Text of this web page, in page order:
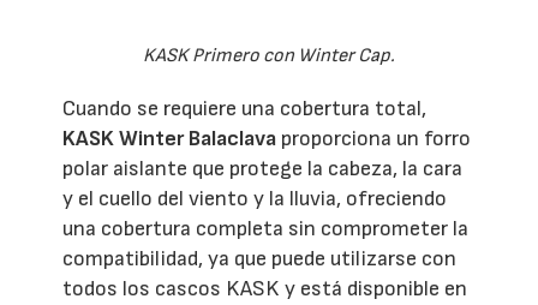
KASK Primero con Winter Cap.
Cuando se requiere una cobertura total,
KASK Winter Balaclava proporciona un forro
polar aislante que protege la cabeza, la cara
y el cuello del viento y la lluvia, ofreciendo
una cobertura completa sin comprometer la
compatibilidad, ya que puede utilizarse con
todos los cascos KASK y está disponible en